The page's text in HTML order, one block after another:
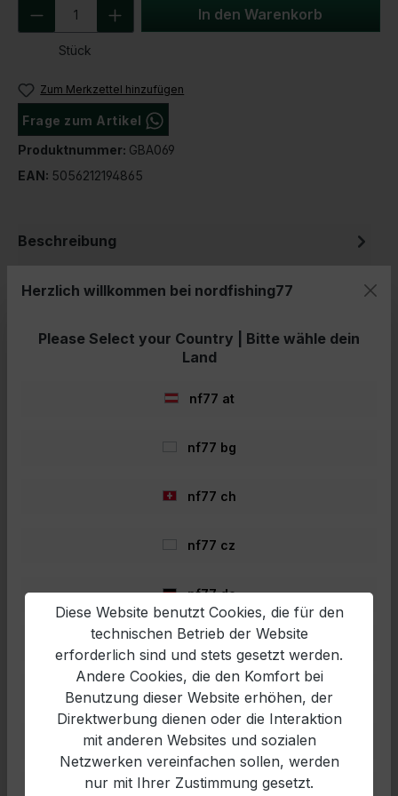
Produkt Anzahl: Gib den
Stück
In den Warenkorb
Zum Merkzettel hinzufügen
Frage zum Artikel
Produktnummer: Produktnummer:
GBA069
EAN: 5056212194865
Beschreibung
Seitenablage für dein Angelzubehör!Du möchtest
Bewertungen
Daiwa Infinity LNH Karpfenkescher 2-
Diese Website benutzt Cookies, die für den
technischen Betrieb der Website
erforderlich sind und stets gesetzt werden.
Andere Cookies, die den Komfort bei
Benutzung dieser Website erhöhen, der
Direktwerbung dienen oder die Interaktion
mit anderen Websites und sozialen
Netzwerken vereinfachen sollen, werden
nur mit Ihrer Zustimmung gesetzt.
Herzlich willkommen bei nordfishing77
Please Select your Country | Bitte wähle dein
Land
nf77 at
nf77 bg
nf77 ch
nf77 cz
nf77 de
nf77 en
nf77 es
nf77 fr
nf77 hr